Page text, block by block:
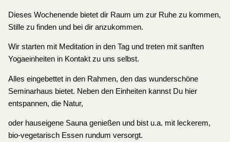
Dieses Wochenende bietet dir Raum um zur Ruhe zu kommen,
Stille zu finden und bei dir anzukommen.
Wir starten mit Meditation in den Tag und treten mit sanften
Yogaeinheiten in Kontakt zu uns selbst.
Alles eingebettet in den Rahmen, den das wunderschöne
Seminarhaus bietet. Neben den Einheiten kannst Du hier
entspannen, die Natur,
oder hauseigene Sauna genießen und bist u.a. mit leckerem,
bio-vegetarisch Essen rundum versorgt.